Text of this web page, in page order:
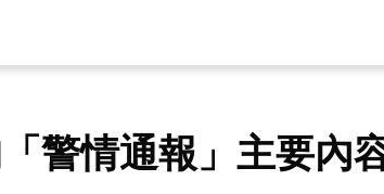
警情通報」主要內